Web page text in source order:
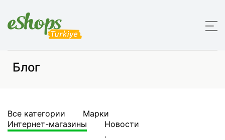
Блог
Все категории
Марки
Интернет-магазины
Новости
.